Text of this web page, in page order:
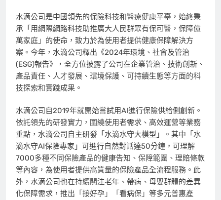
水滴公司是中國領先的保險科技和醫療健康平臺，始終秉
承「用網際網路科技助推廣大人民群眾有保可醫，保障億
萬家庭」的使命，致力於為使用者提供健康保障解決方
案。今年，水滴公司釋出《2024年環境、社會及管治
(ESG)報告》，全方位披露了公司在企業管治、技術創新、
產品責任、人才發展、環境保護、可持續生態等方面的科
技探索和實踐成果。
水滴公司自2019年就開始嘗試用AI進行保險供給側創新。
依託領先的研發實力，圍繞使用者需求、高效運營等業務
重點，水滴公司自主研發「水滴水守大模型」。其中「水
滴水守AI保險專家」可進行自然對話達50分鐘，可理解
7000多種不同保險產品的健康告知、保障範圍、理賠條款
等內容，為使用者提供高質量的保險產品全流程服務。此
外，水滴公司也在持續關注老年、帶病、母嬰群體的差異
化保障需求，推出「接好孕」「看病保」等多元普惠產